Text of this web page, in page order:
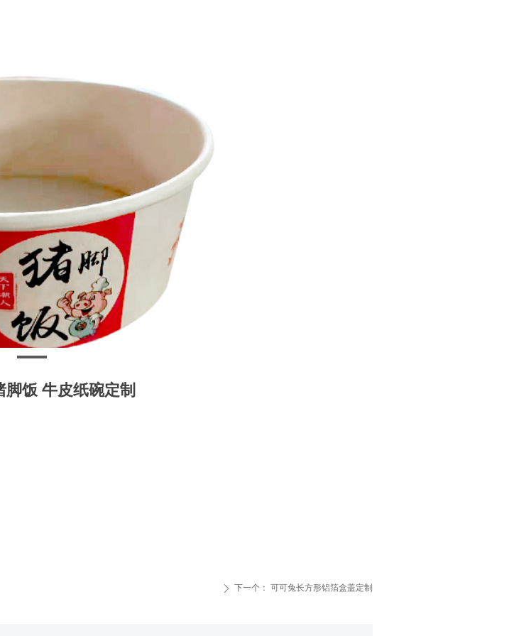
脚饭 牛皮纸碗定制
ꄲ 下一个： 可可兔长方形铝箔盒盖定制